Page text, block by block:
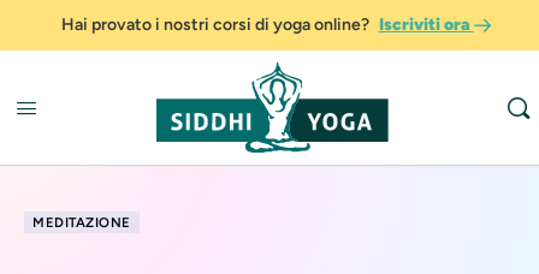
Hai provato i nostri corsi di yoga online? Iscriviti ora
MEDITAZIONE